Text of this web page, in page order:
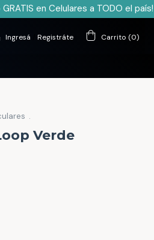
en Celulares a TODO el país!
Ingresá Registráte Carrito (0)
.
Verde